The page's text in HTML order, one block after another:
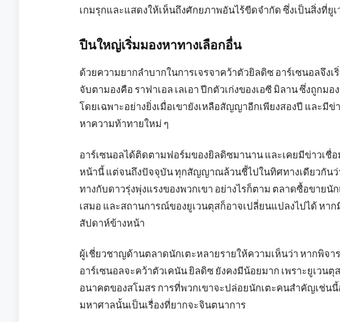
เกมรุกและแสดงให้เห็นถึงศักยภาพอันไร้ขีดจำกัด ซึ่งเป็นสิ่งที่
ปืนใหญ่เริ่มมองหาทางเลือกอื่น
ด้วยความยากลำบากในการเจรจาคว้าตัวยิลดิซ อาร์เซนอลจึง
จับตามองคือ ราฟาเอล เลเอา ปีกตัวเก่งของเอซี มิลาน ซึ่งถูกม
โดยเฉพาะอย่างยิ่งเมื่อเขายังเหลือสัญญาอีกเพียงสองปี และมีข่
หาความท้าทายใหม่ ๆ
อาร์เซนอลได้ติดตามฟอร์มของยิลดิซมานาน และเคยมีข่าวเชื่
หน้านี้ แต่จนถึงปัจจุบัน ทุกสัญญาณล้วนชี้ไปในทิศทางเดียวกันว่
ทางกับดาวรุ่งพุ่งแรงของพวกเขา อย่างไรก็ตาม ตลาดซื้อขายนั
เสมอ และสถานการณ์ของยูเวนตุสก็อาจเปลี่ยนแปลงไปได้ หา
สัปดาห์ข้างหน้า
ผู้เชี่ยวชาญด้านตลาดนักเตะหลายรายให้ความเห็นว่า หากพิจ
อาร์เซนอลจะคว้าตัวเคนัน ยิลดิซ ยังคงมีน้อยมาก เพราะยูเวน
อนาคตของสโมสร การที่พวกเขาจะปล่อยนักเตะคนสำคัญเช่นนี้
มหาศาลนั้นเป็นเรื่องที่ยากจะจินตนาการ